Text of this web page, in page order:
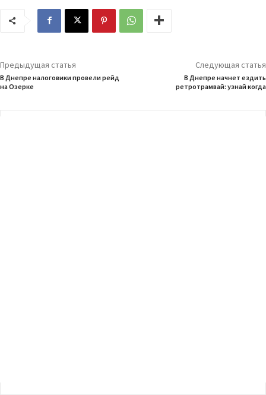
Предыдущая статья
В Днепре налоговики провели рейд
на Озерке
Следующая статья
В Днепре начнет ездить
ретротрамвай: узнай когда